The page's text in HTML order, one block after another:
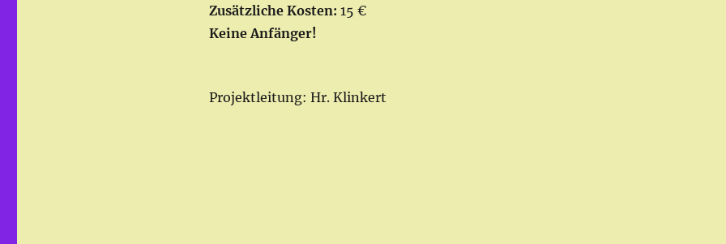
Zusätzliche Kosten: 15 €
Keine Anfänger!
Projektleitung: Hr. Klinkert